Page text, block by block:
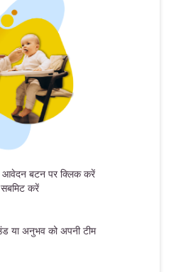
आवेदन बटन पर क्लिक करें
करें
या अनुभव को अपनी टीम